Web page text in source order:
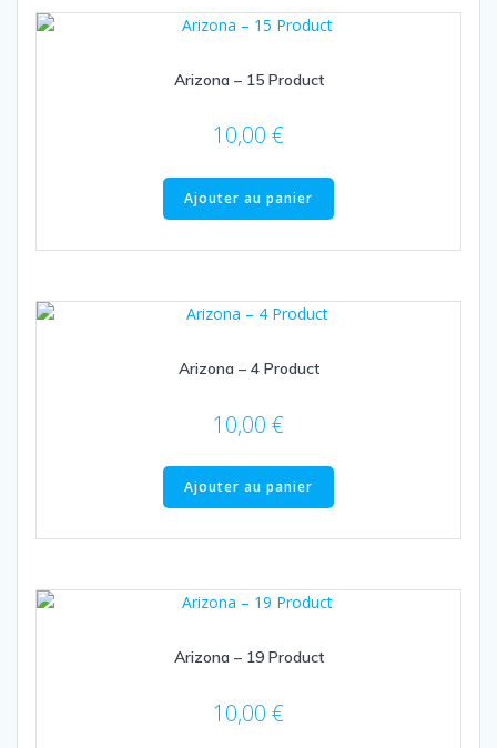
Arizona – 15 Product
10,00 €
Ajouter au panier
Arizona – 4 Product
10,00 €
Ajouter au panier
Arizona – 19 Product
10,00 €